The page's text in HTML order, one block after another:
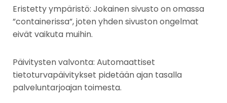
Eristetty ympäristö: Jokainen sivusto on omassa
”containerissa”, joten yhden sivuston ongelmat
eivät vaikuta muihin.
Päivitysten valvonta: Automaattiset
tietoturvapäivitykset pidetään ajan tasalla
palveluntarjoajan toimesta.